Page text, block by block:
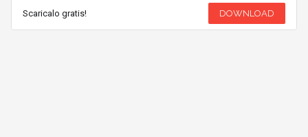
Scaricalo gratis! DOWNLOAD